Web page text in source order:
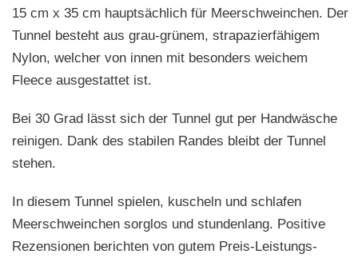
15 cm x 35 cm hauptsächlich für Meerschweinchen. Der
Tunnel besteht aus grau-grünem, strapazierfähigem
Nylon, welcher von innen mit besonders weichem
Fleece ausgestattet ist.
Bei 30 Grad lässt sich der Tunnel gut per Handwäsche
reinigen. Dank des stabilen Randes bleibt der Tunnel
stehen.
In diesem Tunnel spielen, kuscheln und schlafen
Meerschweinchen sorglos und stundenlang. Positive
Rezensionen berichten von gutem Preis-Leistungs-